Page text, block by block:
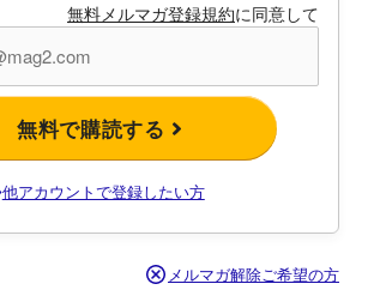
無料メルマガ登録規約に同意して
無料で購読する
他アカウントで登録したい方
メルマガ解除ご希望の方